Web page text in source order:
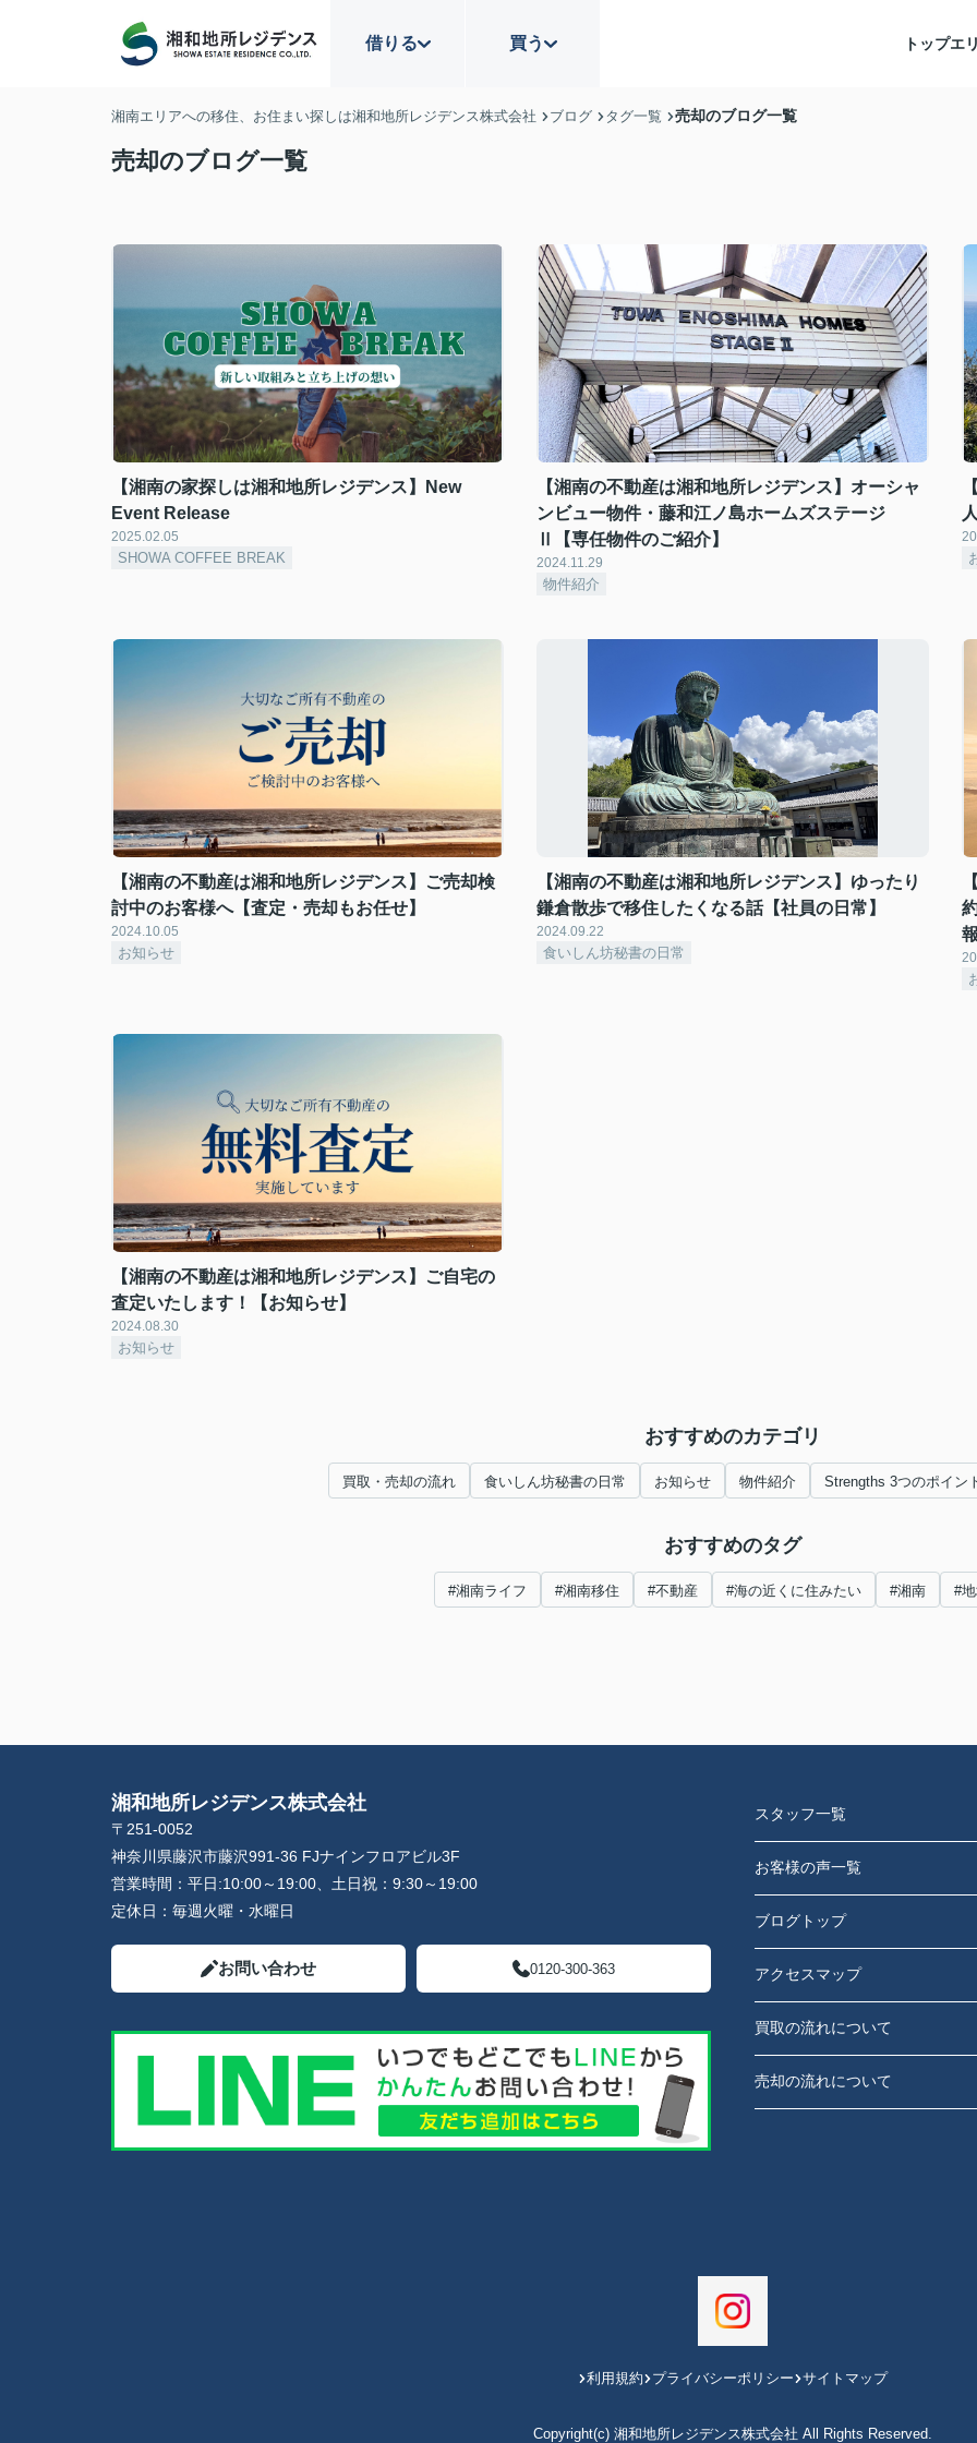
借りる 買う トップエ
湘南エリアへの移住、お住まい探しは湘和地所レジデンス株式会社 ブログ タグ一覧 売却のブログ一覧
売却のブログ一覧
【湘南の家探しは湘和地所レジデンス】New
Event Release
2025.02.05
SHOWA COFFEE BREAK
【湘南の不動産は湘和地所レジデンス】オーシャ
ンビュー物件・藤和江ノ島ホームズステージ
Ⅱ【専任物件のご紹介】
2024.11.29
物件紹介
【湘南の不動産は湘和地所レジデンス】ご売却検
討中のお客様へ【査定・売却もお任せ】
2024.10.05
お知らせ
【湘南の不動産は湘和地所レジデンス】ゆったり
鎌倉散歩で移住したくなる話【社員の日常】
2024.09.22
食いしん坊秘書の日常
【湘南の不動産は湘和地所レジデンス】ご自宅の
査定いたします！【お知らせ】
2024.08.30
お知らせ
おすすめのカテゴリ
買取・売却の流れ 食いしん坊秘書の日常 お知らせ 物件紹介 Strengths 3つのポイン
おすすめのタグ
#湘南ライフ #湘南移住 #不動産 #海の近くに住みたい #湘南 #
湘和地所レジデンス株式会社
〒251-0052
神奈川県藤沢市藤沢991-36 FJナインフロアビル3F
営業時間： 平日:10:00～19:00、土日祝：9:30～19:00
定休日： 毎週火曜・水曜日
お問い合わせ 0120-300-363
スタッフ一覧
お客様の声一覧
ブログトップ
アクセスマップ
買取の流れについて
売却の流れについて
利用規約 プライバシーポリシー サイトマップ
Copyright(c) 湘和地所レジデンス株式会社 All Rights Reserved.